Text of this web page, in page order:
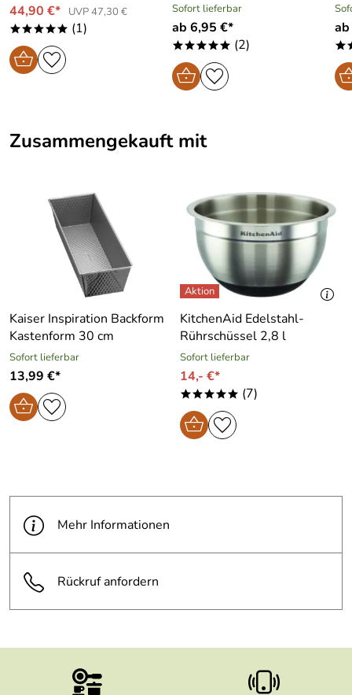
44,90 €* UVP 47,30 €
***** (1)
Sofort lieferbar
ab 6,95 €*
***** (2)
Zusammengekauft mit
Kaiser Inspiration Backform
Kastenform 30 cm
Sofort lieferbar
13,99 €*
KitchenAid Edelstahl-
Rührschüssel 2,8 l
Sofort lieferbar
14,- €*
***** (7)
Mehr Informationen
Rückruf anfordern